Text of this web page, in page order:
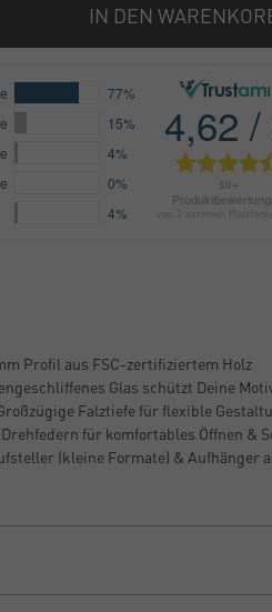
IN DEN
Profil aus FSC-zertifiziertem Holz
Glas schützt Deine
Falztiefe für flexible
für komfortables Öffnen &
(kleine Formate) & Aufhänger